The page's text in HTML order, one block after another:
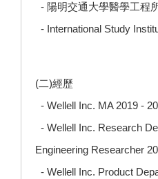
- 陽明交通大學醫學工程
- International Study
(二)經歷
- Wellell Inc. MA 2019 -
- Wellell Inc. Research
Engineering Researcher
- Wellell Inc. Product